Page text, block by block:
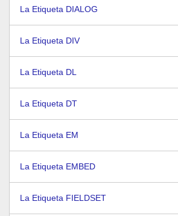
La Etiqueta DIALOG
La Etiqueta DIV
La Etiqueta DL
La Etiqueta DT
La Etiqueta EM
La Etiqueta EMBED
La Etiqueta FIELDSET